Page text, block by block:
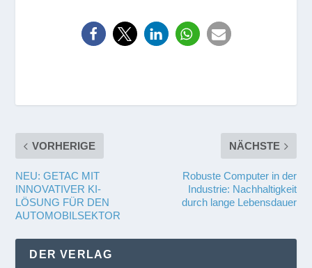
VORHERIGE
NEU: GETAC MIT
INNOVATIVER KI-
LÖSUNG FÜR DEN
AUTOMOBILSEKTOR
NÄCHSTE
Robuste Computer in der
Industrie: Nachhaltigkeit
durch lange Lebensdauer
DER VERLAG